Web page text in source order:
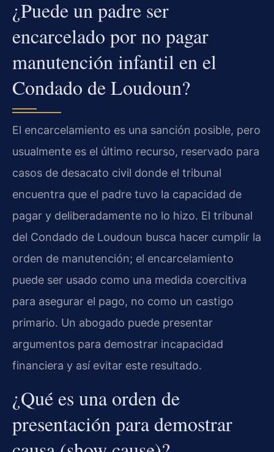
¿Puede un padre ser
encarcelado por no pagar
manutención infantil en el
Condado de Loudoun?
El encarcelamiento es una sanción posible, pero
usualmente es el último recurso, reservado para
casos de desacato civil donde el tribunal
encuentra que el padre tuvo la capacidad de
pagar y deliberadamente no lo hizo. El tribunal
del Condado de Loudoun busca hacer cumplir la
orden de manutención; el encarcelamiento
puede ser usado como una medida coercitiva
para asegurar el pago, no como un castigo
primario. Un abogado puede presentar
argumentos para demostrar incapacidad
financiera y así evitar este resultado.
¿Qué es una orden de
presentación para demostrar